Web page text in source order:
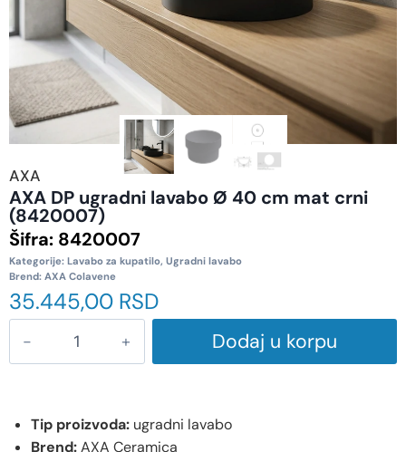
AXA
AXA DP ugradni lavabo Ø 40 cm mat crni
(8420007)
Šifra: 8420007
Kategorije: Lavabo za kupatilo, Ugradni lavabo
Brend: AXA Colavene
35.445,00 RSD
Dodaj u korpu
Tip proizvoda: ugradni lavabo
Brend:AXA Ceramica